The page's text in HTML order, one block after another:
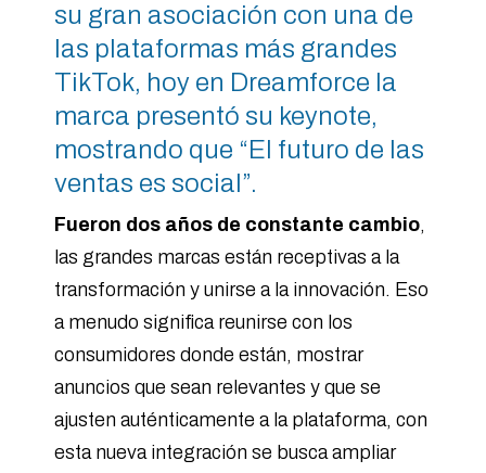
su gran asociación con una de
las plataformas más grandes
TikTok, hoy en Dreamforce la
marca presentó su keynote,
mostrando que “El futuro de las
ventas es social”.
Fueron dos años de constante cambio,
las grandes marcas están receptivas a la
transformación y unirse a la innovación. Eso
a menudo significa reunirse con los
consumidores donde están, mostrar
anuncios que sean relevantes y que se
ajusten auténticamente a la plataforma, con
esta nueva integración se busca ampliar